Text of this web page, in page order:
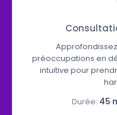
préoccupations en
intuitive pour
Durée: 45